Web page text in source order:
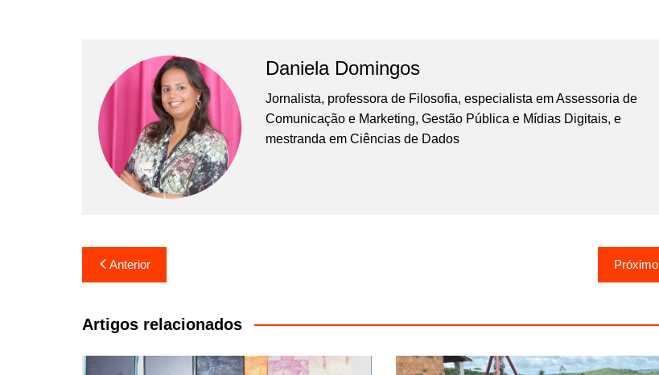
Daniela Domingos
Jornalista, professora de Filosofia, especialista em Assessoria de
Comunicação e Marketing, Gestão Pública e Mídias Digitais, e
mestranda em Ciências de Dados
Navegação
de
Post
Anterior Próximo
Artigos relacionados